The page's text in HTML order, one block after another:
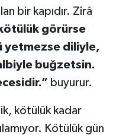
bir kapıdır. Zîrâ
görürse
yetmezse diliyle,
buğzetsin.
buyurur.
kötülük kadar
Kötülük gün